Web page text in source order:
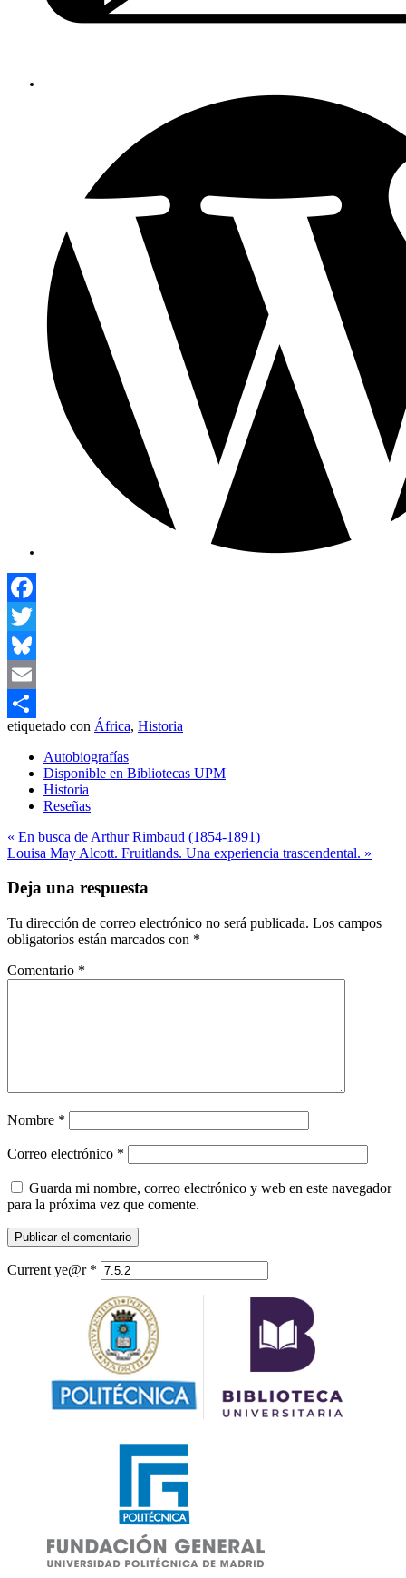
Facebook
Twitter
Bluesky
Email
Compartir
etiquetado con África, Historia
Autobiografías
Disponible en Bibliotecas UPM
Historia
Reseñas
Navegación
de
entradas
« En busca de Arthur Rimbaud (1854-1891)
Louisa May Alcott. Fruitlands. Una experiencia trascendental. »
Deja una respuesta
Tu dirección de correo electrónico no será publicada. Los campos
obligatorios están marcados con *
Comentario *
Nombre *
Correo electrónico *
Guarda mi nombre, correo electrónico y web en este navegador
para la próxima vez que comente.
Current ye@r *